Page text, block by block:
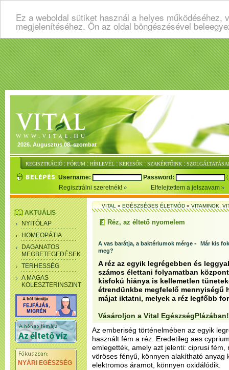
Ez a weboldal sütiket használ a helyes
megjelenítéséhez. Ön az oldal böngészésével
2026. Augusztus 08. szombat
REGISZTRÁCIÓ : FÓRUM : HÍRLEVÉL : KERESŐK : SZAKÉRTŐINK :
Username:
Password:
Regisztrálni szeretnék!
Elfelejtettem a jelszavam
AKTUÁLIS
NYITÓLAP
HOMEOPÁTIA
DAGANATOS
MEGBETEGEDÉSEK
TERHESSÉG
A MAGAS
KOLESZTERINSZINT
NYÁRI EGÉSZSÉG
VITAL»EGÉSZSÉGES ÉLETMÓD»VITAMINOK,
Réz, az éltető nyomelem
A vas barátja, a baktériumok mérge - Már kis
meg?
A réz az egyik legrégebben és
számos élettani folyamatban
kisfokú hiánya is kellemetlen
étrendünkbe megfelelő mennyiségű
májat iktatni, melyek a réz legfőbb
Vásároljon a Vital
Az emberiség történelmében az egyik
használt fém a réz. Eredetileg aes
emlegették, amely azt jelenti: ciprusi fém,
vöröses fényű, könnyen alakítható anyag
elektromos áramot, könnyen oxidálódik.